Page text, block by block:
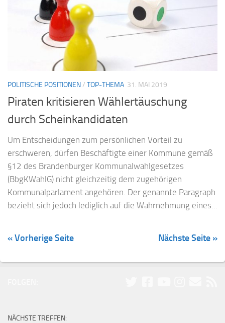
POLITISCHE POSITIONEN/ TOP-THEMA 31. MAI 2019
Piraten kritisieren Wählertäuschung
durch Scheinkandidaten
Um Entscheidungen zum persönlichen Vorteil zu
erschweren, dürfen Beschäftigte einer Kommune gemäß
§12 des Brandenburger Kommunalwahlgesetzes
(BbgKWahlG) nicht gleichzeitig dem zugehörigen
Kommunalparlament angehören. Der genannte Paragraph
bezieht sich jedoch lediglich auf die Wahrnehmung eines...
« Vorherige Seite Nächste Seite »
NÄCHSTE TREFFEN: